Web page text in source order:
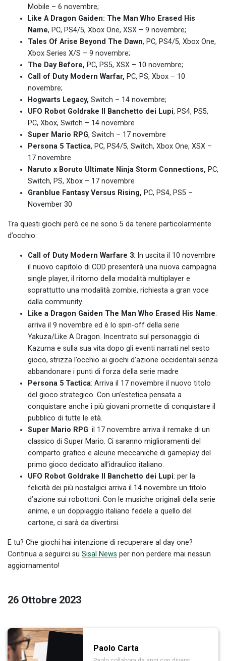
Mobile – 6 novembre;
Like A Dragon Gaiden: The Man Who Erased His
Name, PC, PS4/5, Xbox One, XSX – 9 novembre;
Tales Of Arise Beyond The Dawn, PC, PS4/5, Xbox One,
Xbox Series X/S – 9 novembre;
The Day Before, PC, PS5, XSX – 10 novembre;
Call of Duty Modern Warfar, PC, PS, Xbox – 10
novembre;
Hogwarts Legacy, Switch – 14 novembre;
UFO Robot Goldrake Il Banchetto dei Lupi, PS4, PS5,
PC, Xbox, Switch – 14 novembre
Super Mario RPG, Switch – 17 novembre
Persona 5 Tactica, PC, PS4/5, Switch, Xbox One, XSX –
17 novembre
Naruto x Boruto Ultimate Ninja Storm Connections, PC,
Switch, PS, Xbox – 17 novembre
Granblue Fantasy Versus Rising, PC, PS4, PS5 –
November 30
Tra questi giochi però ce ne sono 5 da tenere particolarmente
d’occhio:
Call of Duty Modern Warfare 3: In uscita il 10 novembre
il nuovo capitolo di COD presenterà una nuova campagna
single player, il ritorno della modalità multiplayer e
soprattutto una modalità zombie, richiesta a gran voce
dalla community.
Like a Dragon Gaiden The Man Who Erased His Name:
arriva il 9 novembre ed è lo spin-off della serie
Yakuza/Like A Dragon. Incentrato sul personaggio di
Kazuma e sulla sua vita dopo gli eventi narrati nel sesto
gioco, strizza l’occhio ai giochi d’azione occidentali senza
abbandonare i punti di forza della serie madre
Persona 5 Tactica: Arriva il 17 novembre il nuovo titolo
del gioco strategico. Con un’estetica pensata a
conquistare anche i più giovani promette di conquistare il
pubblico di tutte le età.
Super Mario RPG: il 17 novembre arriva il remake di un
classico di Super Mario. Ci saranno miglioramenti del
comparto grafico e alcune meccaniche di gameplay del
primo gioco dedicato all’idraulico italiano.
UFO Robot Goldrake Il Banchetto dei Lupi: per la
felicità dei più nostalgici arriva il 14 novembre un titolo
d’azione sui robottoni. Con le musiche originali della serie
anime, e un doppiaggio italiano fedele a quello del
cartone, ci sarà da divertirsi.
E tu? Che giochi hai intenzione di recuperare al day one?
Continua a seguirci su Sisal News per non perdere mai nessun
aggiornamento!
26 Ottobre 2023
Paolo Carta